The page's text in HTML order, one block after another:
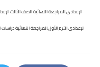
الإعدادى.المراجعة النهائية الصف الثالث
الإعدادى الترم الأول,المراجعة النهائية